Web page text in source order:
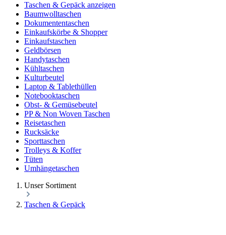
Taschen & Gepäck anzeigen
Baumwolltaschen
Dokumententaschen
Einkaufskörbe & Shopper
Einkaufstaschen
Geldbörsen
Handytaschen
Kühltaschen
Kulturbeutel
Laptop & Tablethüllen
Notebooktaschen
Obst- & Gemüsebeutel
PP & Non Woven Taschen
Reisetaschen
Rucksäcke
Sporttaschen
Trolleys & Koffer
Tüten
Umhängetaschen
Unser Sortiment
Taschen & Gepäck